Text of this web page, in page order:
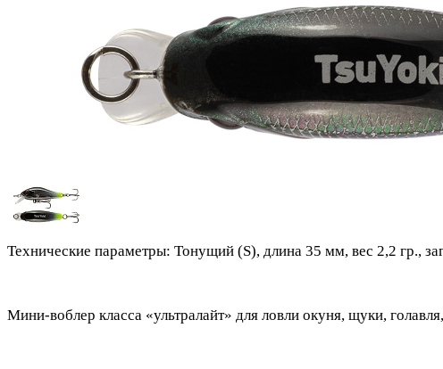
Технические параметры: Тонущий (S), длина 35 мм, вес 2,2 гр.,
Мини-воблер класса «ультралайт» для ловли окуня, щуки,